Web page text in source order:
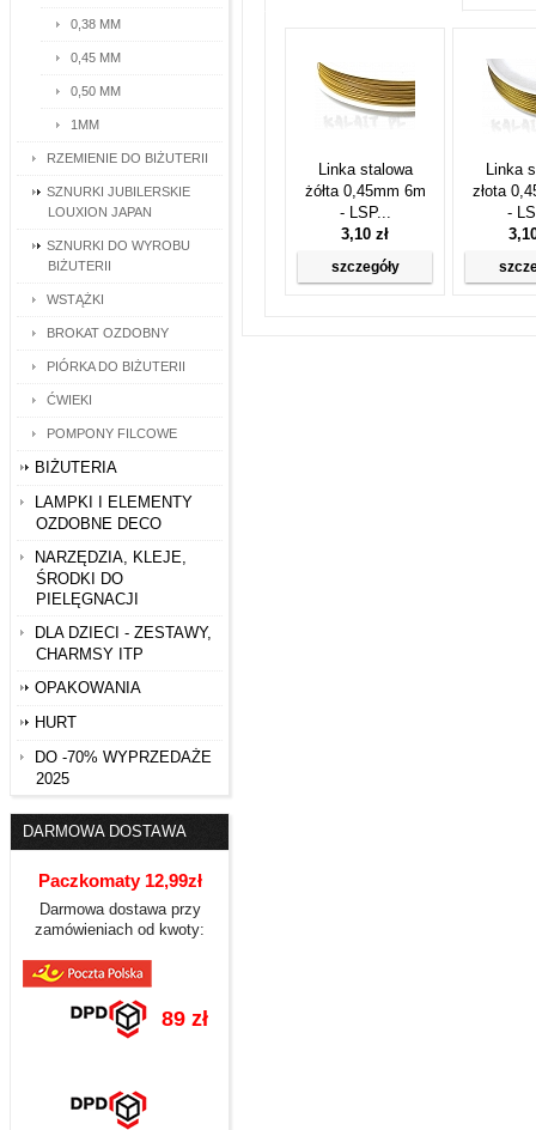
0,38 MM
0,45 MM
0,50 MM
1MM
RZEMIENIE DO BIŻUTERII
SZNURKI JUBILERSKIE
LOUXION JAPAN
SZNURKI DO WYROBU
BIŻUTERII
WSTĄŻKI
BROKAT OZDOBNY
PIÓRKA DO BIŻUTERII
ĆWIEKI
POMPONY FILCOWE
BIŻUTERIA
LAMPKI I ELEMENTY
OZDOBNE DECO
NARZĘDZIA, KLEJE,
ŚRODKI DO
PIELĘGNACJI
DLA DZIECI - ZESTAWY,
CHARMSY ITP
OPAKOWANIA
HURT
DO -70% WYPRZEDAŻE
2025
DARMOWA DOSTAWA
Paczkomaty 12,99zł
Darmowa dostawa przy
zamówieniach od kwoty:
89 zł
Linka stalowa
żółta 0,45mm 6m
- LSP...
3,10 zł
szczegóły
Linka
złota
-